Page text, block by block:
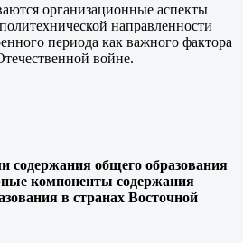
организационные аспекты
направленности
периода как важного фактора
войне.
содержания общего образования
компоненты содержания
в странах Восточной